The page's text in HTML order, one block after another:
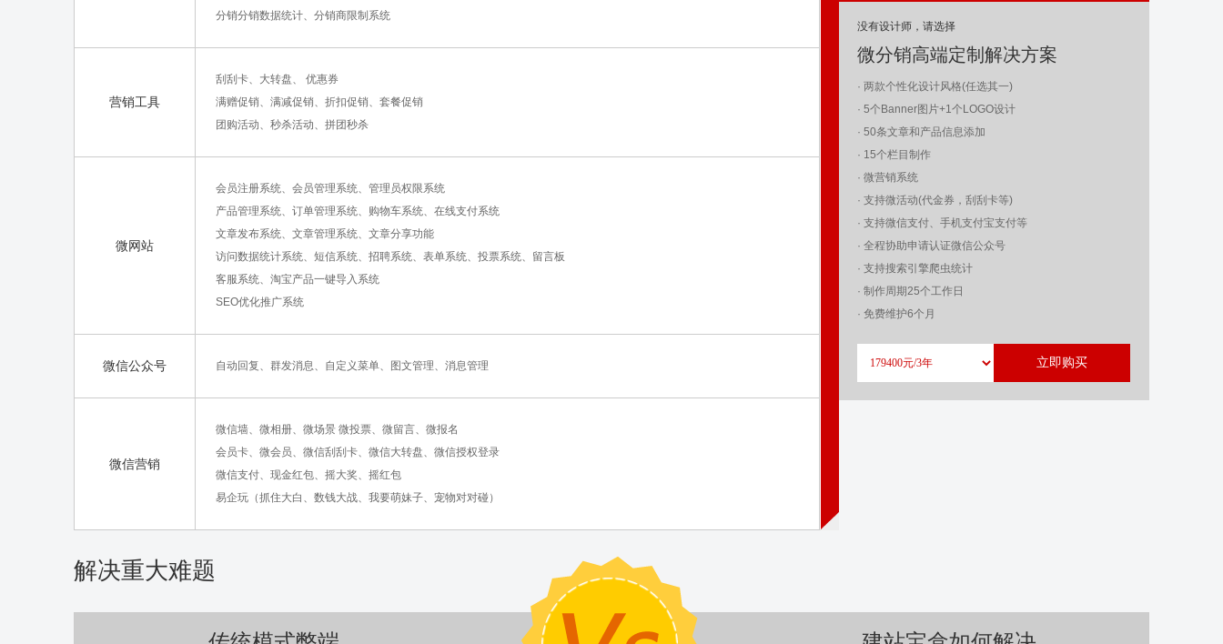
分销分销数据统计、分销商限制系统
营销工具
刮刮卡、大转盘、 优惠券
满赠促销、满减促销、折扣促销、套餐促销
团购活动、秒杀活动、拼团秒杀
微网站
会员注册系统、会员管理系统、管理员权限系统
产品管理系统、订单管理系统、购物车系统、在线支付系统
文章发布系统、文章管理系统、文章分享功能
访问数据统计系统、短信系统、招聘系统、表单系统、投票系统、留言板
客服系统、淘宝产品一键导入系统
SEO优化推广系统
微信公众号 自动回复、群发消息、自定义菜单、图文管理、消息管理
微信营销
微信墙、微相册、微场景 微投票、微留言、微报名
会员卡、微会员、微信刮刮卡、微信大转盘、微信授权登录
微信支付、现金红包、摇大奖、摇红包
易企玩（抓住大白、数钱大战、我要萌妹子、宠物对对碰）
没有设计师，请选择
微分销高端定制解决方案
· 两款个性化设计风格(任选其一)
· 5个Banner图片+1个LOGO设计
· 50条文章和产品信息添加
· 15个栏目制作
· 微营销系统
· 支持微活动(代金券，刮刮卡等)
· 支持微信支付、手机支付宝支付等
· 全程协助申请认证微信公众号
· 支持搜索引擎爬虫统计
· 制作周期25个工作日
· 免费维护6个月
解决重大难题